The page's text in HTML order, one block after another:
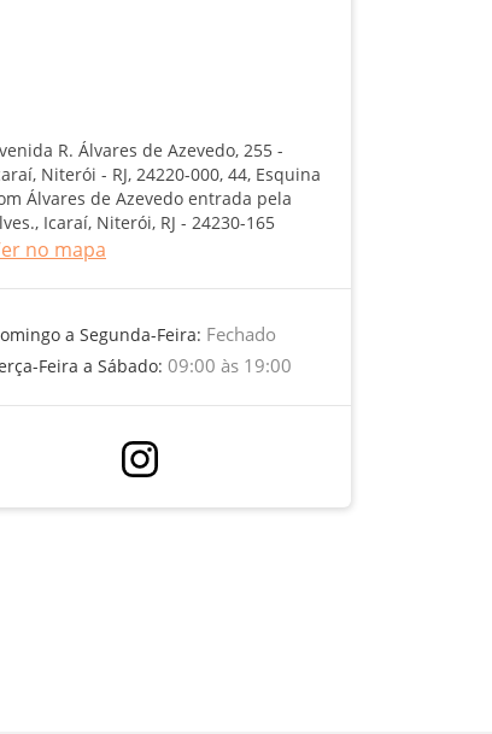
R. Álvares de Azevedo, 255 -
Niterói - RJ, 24220-000, 44, Esquina
Álvares de Azevedo entrada pela
Icaraí, Niterói, RJ - 24230-165
no mapa
a Segunda-Feira: Fechado
Feira a Sábado: 09:00 às 19:00